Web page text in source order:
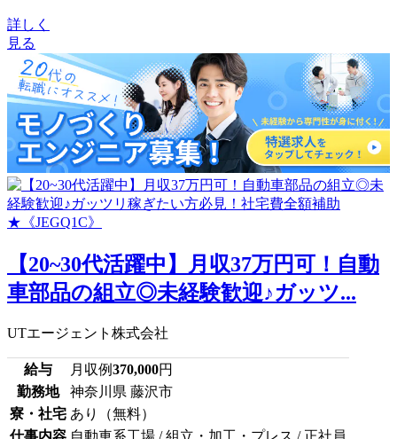
詳しく
見る
【20~30代活躍中】月収37万円可！自動
車部品の組立◎未経験歓迎♪ガッツ...
UTエージェント株式会社
給与 月収例370,000円
勤務地
神奈川県 藤沢市
寮・社宅 あり（無料）
仕事内容 自動車系工場 / 組立・加工・プレス / 正社員